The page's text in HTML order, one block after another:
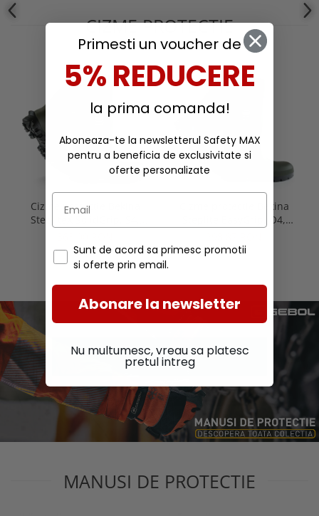
CIZME PROTECTIE
Cizme protectie Bekina
StepliteX SolidGrip, S4,
Cizme protectie Bekina
Steplite EasyGrip, O4,
MANUSI DE PROTECTIE
Primesti un voucher de
5% REDUCERE
la prima comanda!
Aboneaza-te la newsletterul Safety MAX
pentru a beneficia de exclusivitate si
oferte personalizate
Sunt de acord sa primesc promotii
si oferte prin email.
Abonare la newsletter
Nu multumesc, vreau sa platesc
pretul intreg